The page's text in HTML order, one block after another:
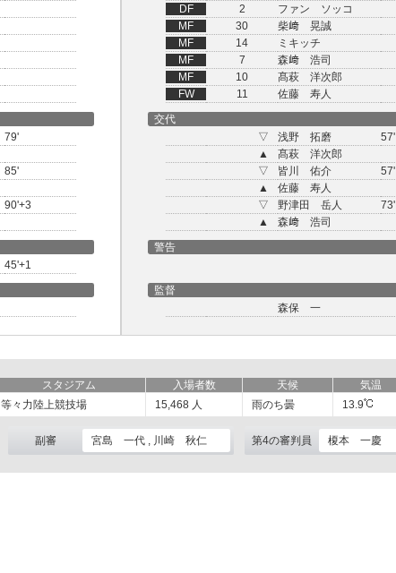
DF
2
ファン ソッコ
MF
30
柴﨑 晃誠
MF
14
ミキッチ
MF
7
森﨑 浩司
MF
10
髙萩 洋次郎
FW
11
佐藤 寿人
79'
85'
90'+3
交代
▽
浅野 拓磨
57'
▲
髙萩 洋次郎
▽
皆川 佑介
57'
▲
佐藤 寿人
▽
野津田 岳人
73'
▲
森﨑 浩司
45'+1
警告
監督
森保 一
スタジアム 入場者数 天候 気温
等々力陸上競技場 15,468 人 雨のち曇 13.9
副審 宮島 一代 , 川崎 秋仁 第4の審判員 榎本 一慶